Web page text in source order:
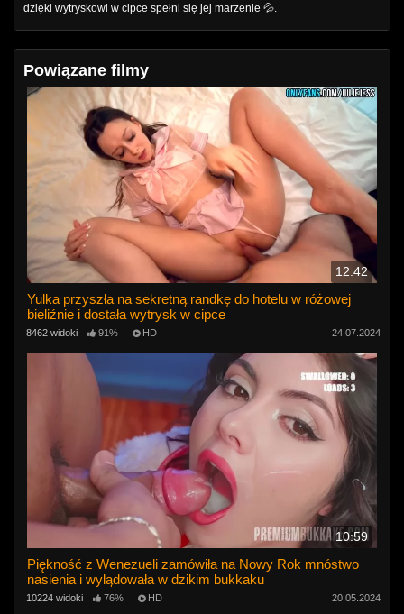
dzięki wytryskowi w cipce spełni się jej marzenie 💦.
Powiązane filmy
12:42
Yulka przyszła na sekretną randkę do hotelu w różowej
bieliźnie i dostała wytrysk w cipce
8462 widoki 91% HD 24.07.2024
10:59
Piękność z Wenezueli zamówiła na Nowy Rok mnóstwo
nasienia i wylądowała w dzikim bukkaku
10224 widoki 76% HD 20.05.2024